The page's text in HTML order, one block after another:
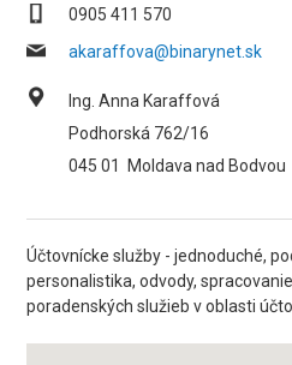
0905 411 570
akaraffova@binarynet.sk
Ing. Anna Karaffová
Podhorská 762/16
045 01
Moldava nad Bodvou
Účtovnícke služby - jednoduché,
personalistika, odvody,
poradenských služieb v oblasti